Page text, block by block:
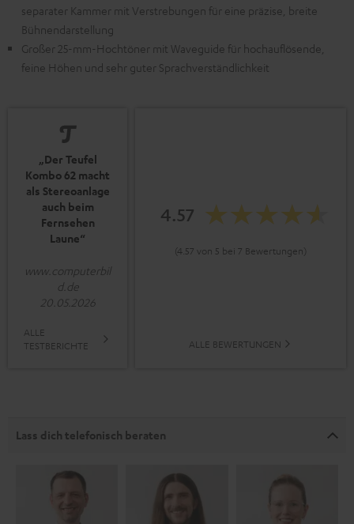
separater Kammer mit Verstrebungen für eine präzise, breite
Bühnendarstellung
Großer 25-mm-Hochtöner mit Waveguide für hochauflösende,
feine Höhen und sehr guter Sprachverständlichkeit
„Der Teufel
Kombo 62 macht
als Stereoanlage
auch beim
Fernsehen
Laune“
www.computerbil
d.de
20.05.2026
ALLE
TESTBERICHTE
4.57
(4.57 von 5 bei 7 Bewertungen)
ALLE BEWERTUNGEN
Lass dich telefonisch beraten